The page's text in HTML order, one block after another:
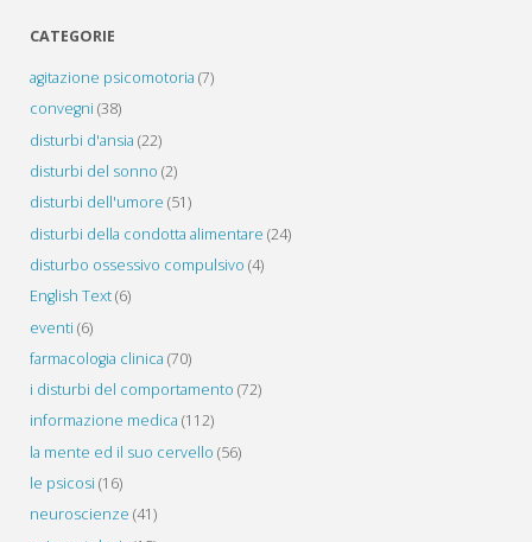
(UMS)"
CATEGORIE
agitazione psicomotoria (7)
convegni (38)
disturbi d'ansia (22)
disturbi del sonno (2)
disturbi dell'umore (51)
disturbi della condotta alimentare (24)
disturbo ossessivo compulsivo (4)
English Text(6)
eventi (6)
farmacologia clinica (70)
i disturbi del comportamento (72)
informazione medica (112)
la mente ed il suo cervello (56)
le psicosi (16)
neuroscienze (41)